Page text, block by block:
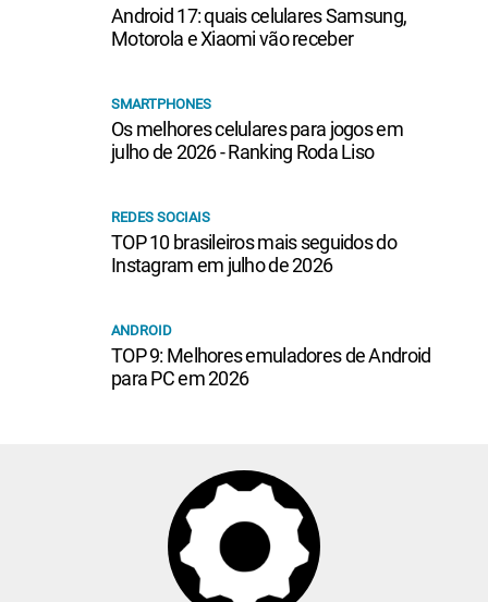
Android 17: quais celulares Samsung,
Motorola e Xiaomi vão receber
SMARTPHONES
Os melhores celulares para jogos em
julho de 2026 - Ranking Roda Liso
REDES SOCIAIS
TOP 10 brasileiros mais seguidos do
Instagram em julho de 2026
ANDROID
TOP 9: Melhores emuladores de Android
para PC em 2026